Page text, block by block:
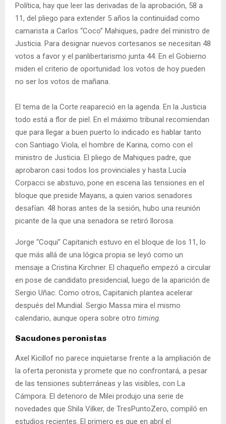
Política, hay que leer las derivadas de la aprobación, 58 a
11, del pliego para extender 5 años la continuidad como
camarista a Carlos “Coco” Mahiques, padre del ministro de
Justicia. Para designar nuevos cortesanos se necesitan 48
votos a favor y el panlibertarismo junta 44. En el Gobierno
miden el criterio de oportunidad: los votos de hoy pueden
no ser los votos de mañana.
El tema de la Corte reapareció en la agenda. En la Justicia
todo está a flor de piel. En el máximo tribunal recomiendan
que para llegar a buen puerto lo indicado es hablar tanto
con Santiago Viola, el hombre de Karina, como con el
ministro de Justicia. El pliego de Mahiques padre, que
aprobaron casi todos los provinciales y hasta Lucía
Corpacci se abstuvo, pone en escena las tensiones en el
bloque que preside Mayans, a quien varios senadores
desafían. 48 horas antes de la sesión, hubo una reunión
picante de la que una senadora se retiró llorosa.
Jorge “Coqui” Capitanich estuvo en el bloque de los 11, lo
que más allá de una lógica propia se leyó como un
mensaje a Cristina Kirchner. El chaqueño empezó a circular
en pose de candidato presidencial, luego de la aparición de
Sergio Uñac. Como otros, Capitanich plantea acelerar
después del Mundial. Sergio Massa mira el mismo
calendario, aunque opera sobre otro timing
Sacudones peronistas
Axel Kicillof no parece inquietarse frente a la ampliación de
la oferta peronista y promete que no confrontará, a pesar
de las tensiones subterráneas y las visibles, con La
Cámpora. El deterioro de Milei produjo una serie de
novedades que Shila Vilker, de TresPuntoZero, compiló en
estudios recientes. El primero es que en abril el